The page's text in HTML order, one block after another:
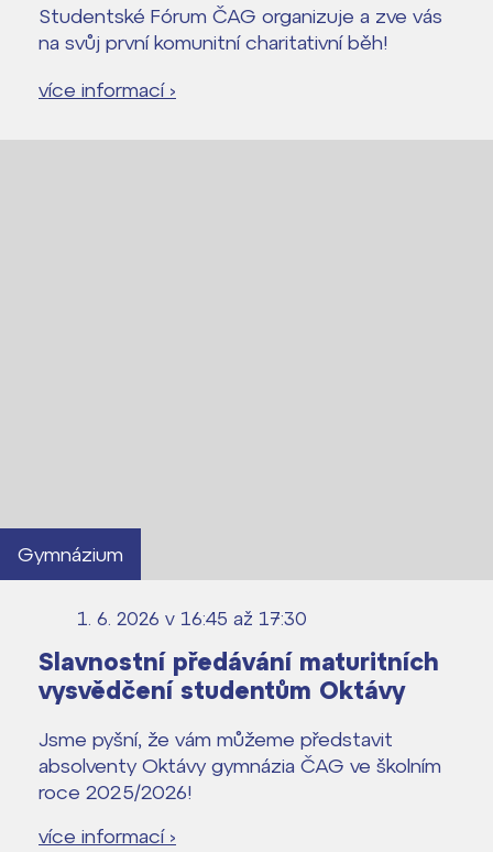
Studentské Fórum ČAG organizuje a zve vás
na svůj první komunitní charitativní běh!
více informací ›
Gymnázium
1. 6. 2026 v 16:45 až 17:30
Slavnostní předávání maturitních
vysvědčení studentům Oktávy
Jsme pyšní, že vám můžeme představit
absolventy Oktávy gymnázia ČAG ve školním
roce 2025/2026!
více informací ›